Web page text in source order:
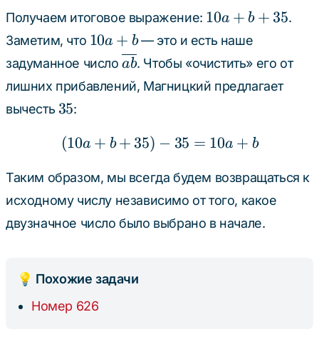
+
25
10
=
10a
+
35
+
Получаем итоговое выражение: 10a
+
+
35
10a + b + 35.
Заметим, что 10a
+
10a + b— это и есть наше
задуманное число\overline{ab}
ab. Чтобы «очистить» его от
лишних прибавлений, Магницкий предлагает
вычесть 35
35:
(10a + b + 35) - 35 =
(10a + b + 35) − 35 = 10a + b
Таким образом, мы всегда будем возвращаться к
исходному числу независимо от того, какое
двузначное число было выбрано в начале.
💡 Похожие задачи
Номер 626